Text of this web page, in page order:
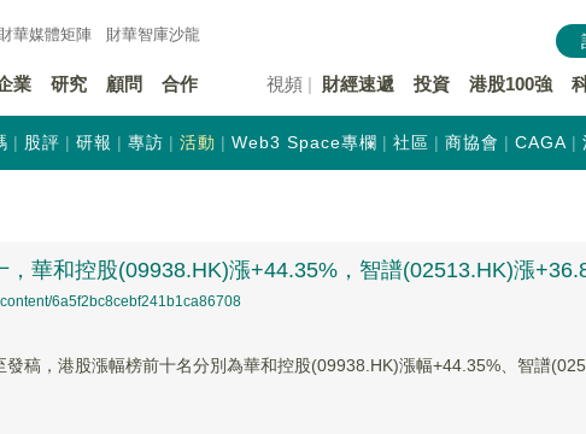
財華媒體矩陣 財華智庫沙龍
業 研究 顧問 合作 視頻 財經速遞 投資 港股100強
股評 研報 專訪 活動 Web3 Space專欄 社區 商協會 CAGA
，華和控股(09938.HK)漲+44.35%，智譜(02513.HK)漲
6a5f2bc8cebf241b1ca86708
發稿，港股漲幅榜前十名分別為華和控股(09938.HK)漲幅+44.35%、智譜